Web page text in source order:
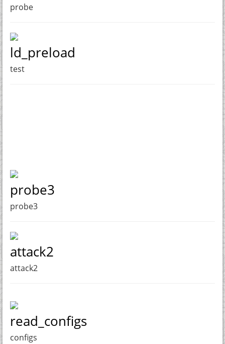
probe
ld_preload
test
probe3
probe3
attack2
attack2
read_configs
configs